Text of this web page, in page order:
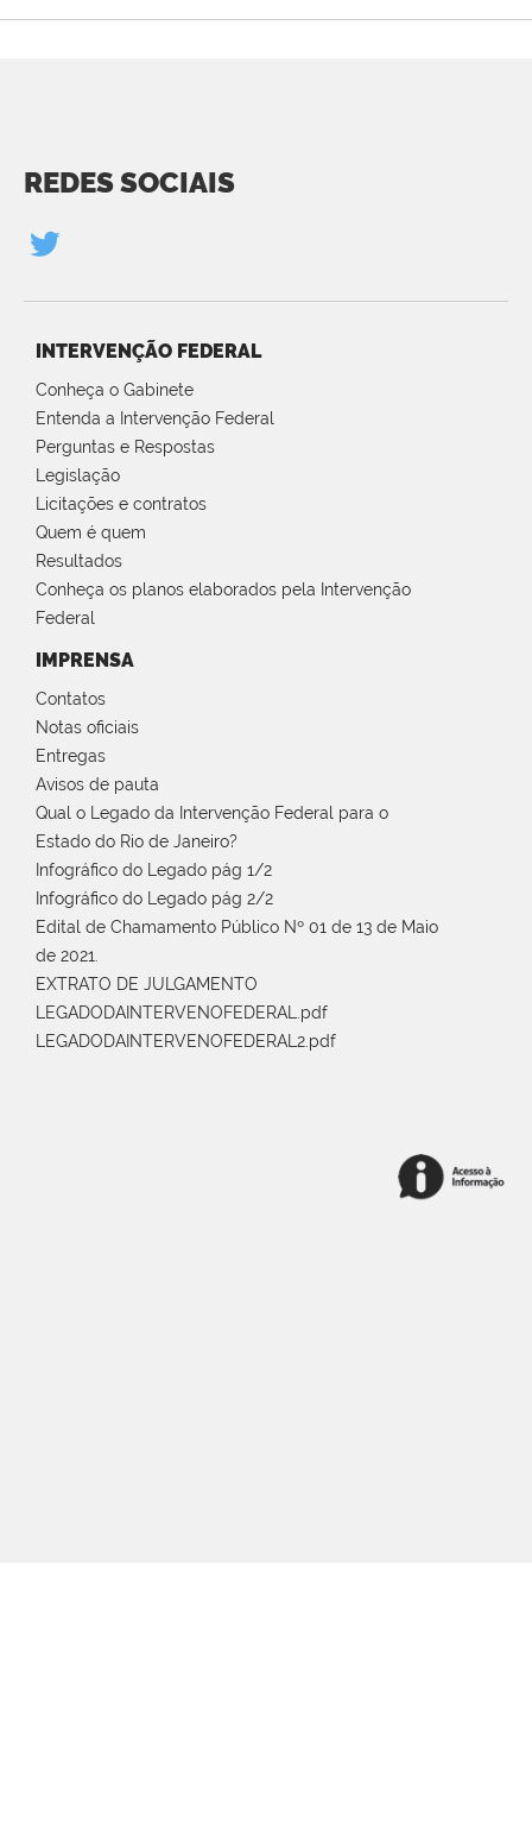
REDES SOCIAIS
INTERVENÇÃO FEDERAL
Conheça o Gabinete
Entenda a Intervenção Federal
Perguntas e Respostas
Legislação
Licitações e contratos
Quem é quem
Resultados
Conheça os planos elaborados pela Intervenção
Federal
IMPRENSA
Contatos
Notas oficiais
Entregas
Avisos de pauta
Qual o Legado da Intervenção Federal para o
Estado do Rio de Janeiro?
Infográfico do Legado pág 1/2
Infográfico do Legado pág 2/2
Edital de Chamamento Público Nº 01 de 13 de Maio
de 2021.
EXTRATO DE JULGAMENTO
LEGADODAINTERVENOFEDERAL.pdf
LEGADODAINTERVENOFEDERAL2.pdf